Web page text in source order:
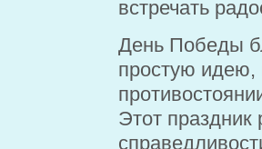
встречать
День Победы
простую идею,
Этот праздник